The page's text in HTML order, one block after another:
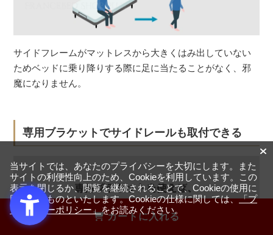
カートに入れる
サイドフレームがマットレスから大きくはみ出していない
ためベッドに乗り降りする際に足に当たることがなく、邪
魔になりません。
専用ブラケットでサイドレールも取付できる
当サイトでは、あなたのプライバシーを大切にします。また
サイトの利便性向上のため、Cookieを利用しています。この
表示を閉じるか、閲覧を継続されることで、Cookieの使用に
同意するものといたします。Cookieの仕様に関しては、「プ
ライバシーポリシー」をお読みください。